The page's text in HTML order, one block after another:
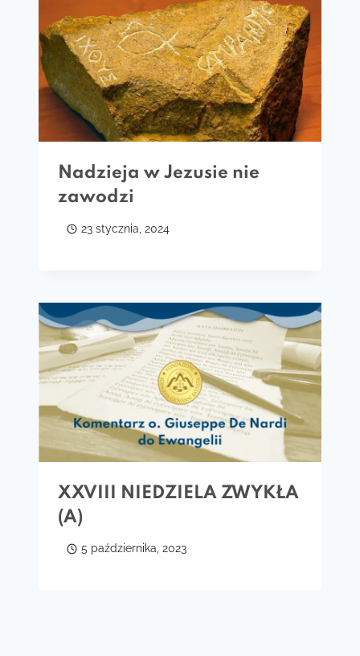
Nadzieja w Jezusie nie
zawodzi
23 stycznia, 2024
XXVIII NIEDZIELA ZWYKŁA
(A)
5 października, 2023